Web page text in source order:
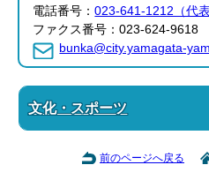
電話番号：023-641-1212（代表
ファクス番号：023-624-9618
bunka@city.yamagata-
文化・スポーツ
前のページへ戻る